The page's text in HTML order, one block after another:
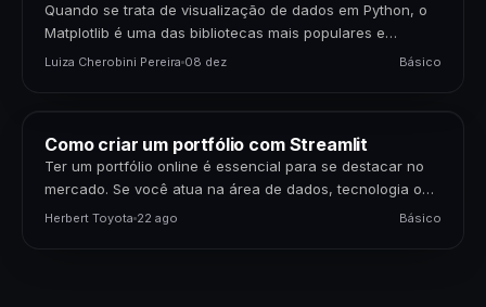
Quando se trata de visualização de dados em Python, o
Matplotlib é uma das bibliotecas mais populares e
poderosas disponíveis. Para cientistas de dados,…
Luiza Cherobini Pereira 08 dez Básico
Como criar um portfólio com Streamlit
Ter um portfólio online é essencial para se destacar no
mercado. Se você atua na área de dados, tecnologia ou
negócios, apresentar seus projetos…
Herbert Toyota 22 ago Básico